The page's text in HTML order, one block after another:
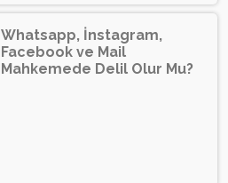
Whatsapp, İnstagram,
Facebook ve Mail
Mahkemede Delil Olur Mu?